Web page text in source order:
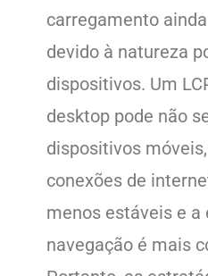
carregamento
devido à natureza
dispositivos. Um
desktop pode não
dispositivos
conexões de
menos estáveis e a
navegação é mais